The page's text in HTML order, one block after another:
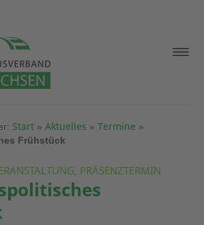
Start» Aktuelles » Termine »
Frühstück
PRÄSENZTERMIN